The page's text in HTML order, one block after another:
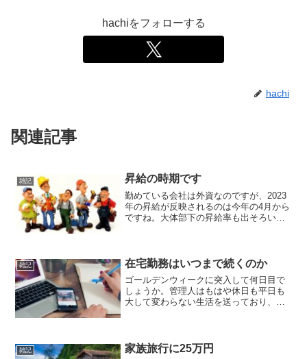
hachiをフォローする
hachi
関連記事
雑記 昇給の時期です
勤めている会社は外資なのですが、2023
年の昇給が反映されるのは今年の4月から
ですね。大体部下の昇給率も出そろいま
るのですが、よくて...
雑記 在宅勤務はいつまで続くのか
ゴールデンウィークに突入して何日目で
しょうか。管理人はもはや休日も平日も
大して変わらない生活を送っており、テ
止」となり、4月より「原...
雑記 家族旅行に25万円